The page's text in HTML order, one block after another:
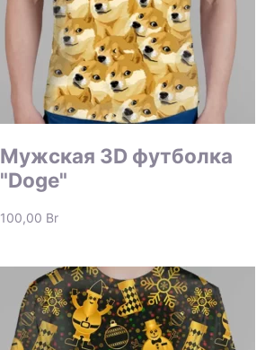
Мужская 3D футболка
"Doge"
100,00 Br